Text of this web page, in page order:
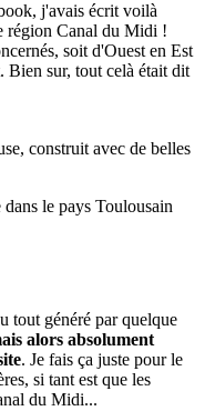
j'avais écrit voilà
région Canal du Midi !
soit d'Ouest en Est
Bien sur, tout celà était dit
le pays Toulousain
tout généré par quelque
alors absolument
. Je fais ça juste pour le
si tant est que les
du Midi...